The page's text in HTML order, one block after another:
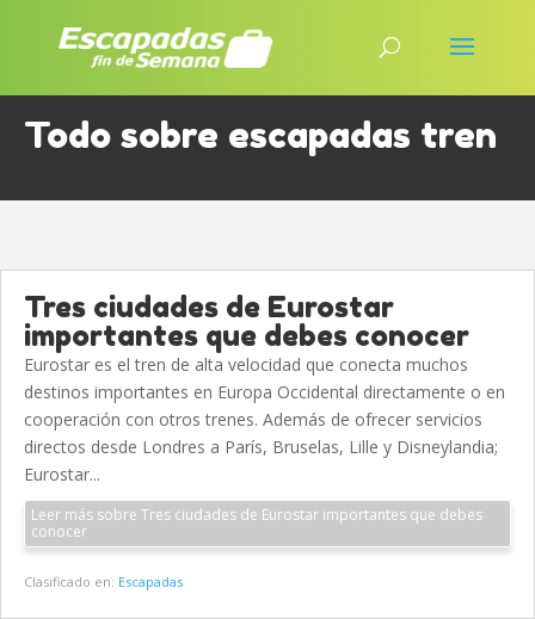
Todo sobre escapadas tren
Tres ciudades de Eurostar
importantes que debes conocer
Eurostar es el tren de alta velocidad que conecta muchos
destinos importantes en Europa Occidental directamente o en
cooperación con otros trenes. Además de ofrecer servicios
directos desde Londres a París, Bruselas, Lille y Disneylandia;
Eurostar...
Leer más sobre Tres ciudades de Eurostar importantes que debes
conocer
Clasificado en: Escapadas